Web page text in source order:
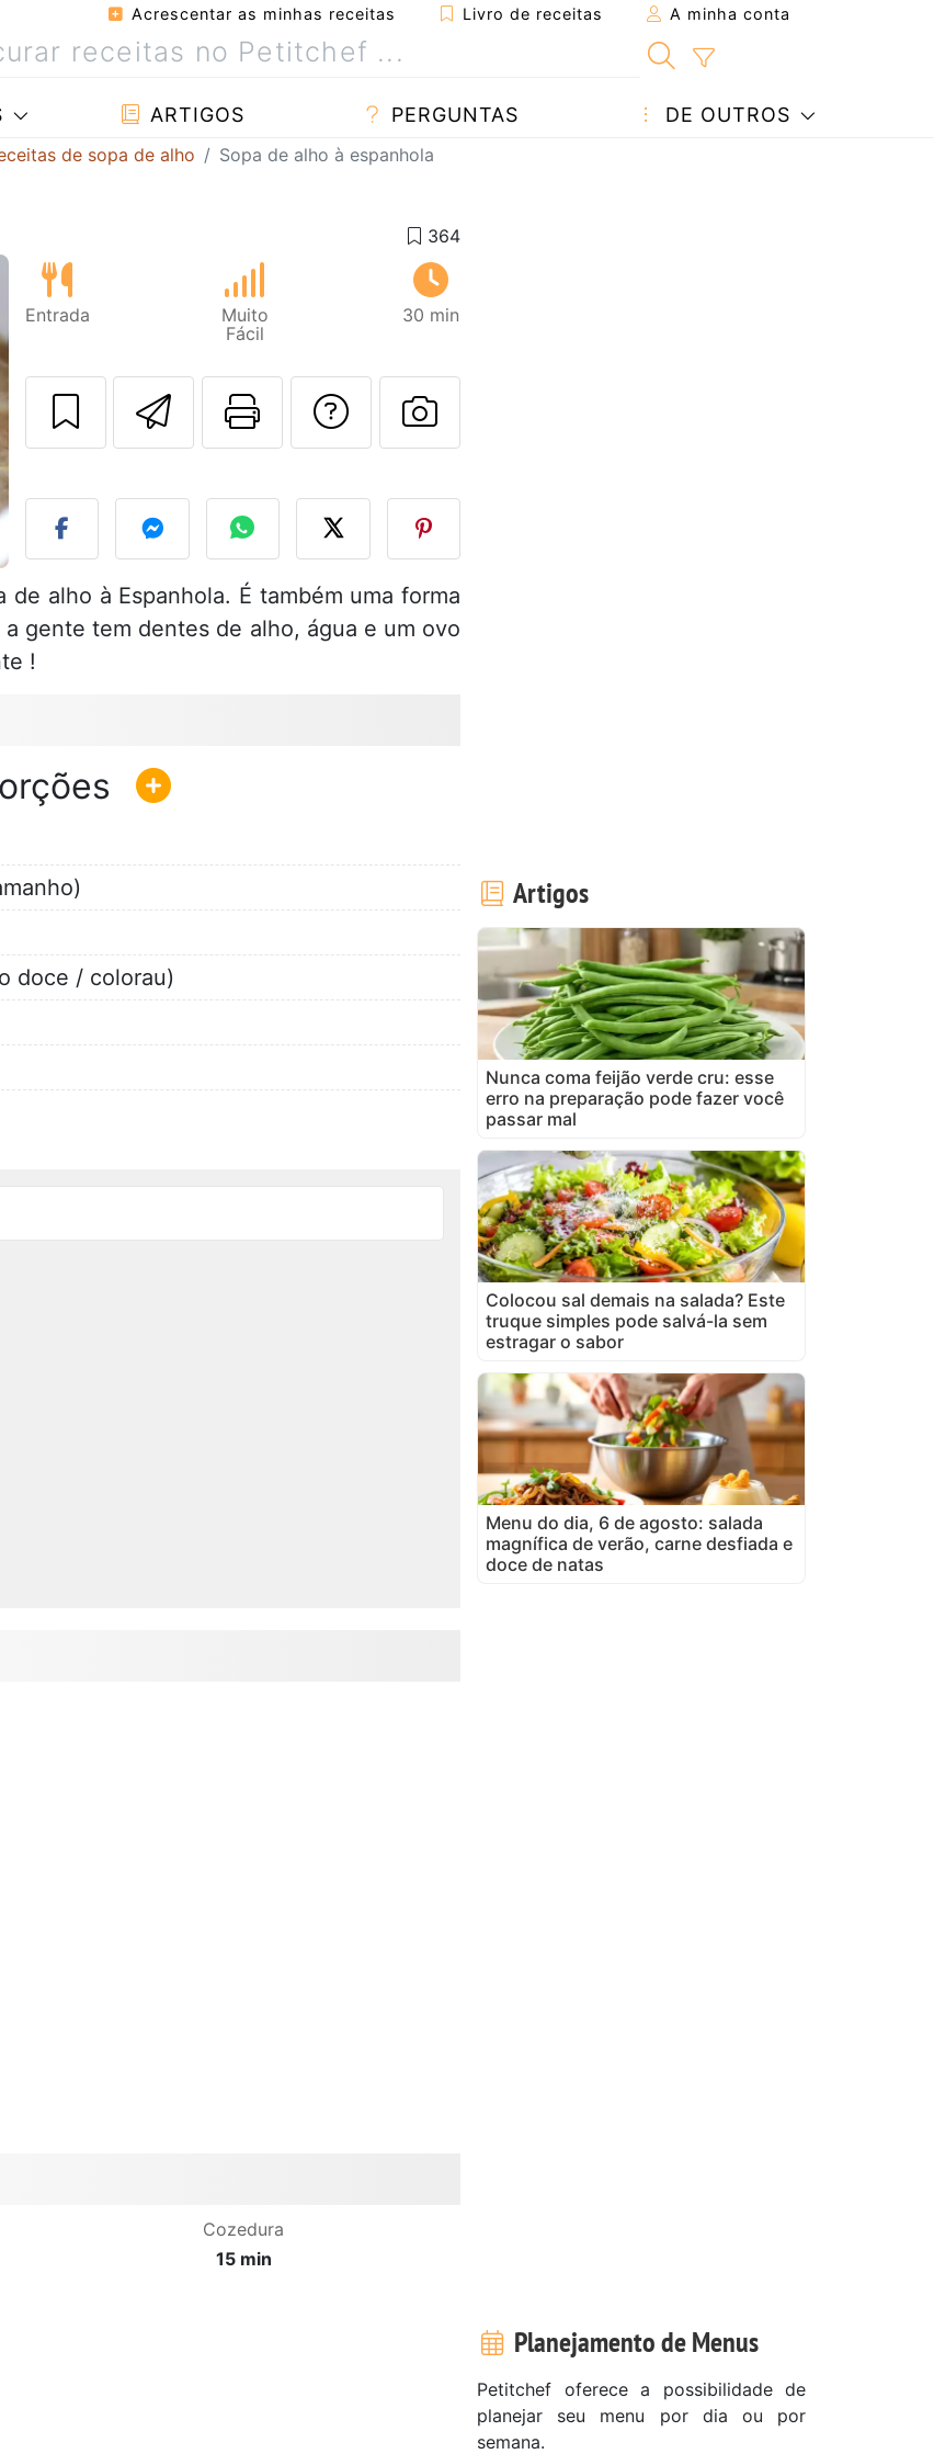
Acrescentar as minhas receitas Livro de receitas A minha conta
ARTIGOS PERGUNTAS DE OUTROS
de sopa de alho Sopa de alho à espanhola
Entrada
Muito
Fácil
30 min
Enviar esta receita a um amigo
Imprima esta página
Falar com o autor da receita
Fez esta receita? Compartilhe
alho à Espanhola. É também uma forma
gente tem dentes de alho, água e um ovo
!
doce / colorau)
Cozedura
15 min
Artigos
Nunca coma feijão verde cru: esse
erro na preparação pode fazer você
passar mal
Colocou sal demais na salada? Este
truque simples pode salvá-la sem
estragar o sabor
Menu do dia, 6 de agosto: salada
magnífica de verão, carne desfiada e
doce de natas
Planejamento de Menus
Petitchef oferece a possibilidade de
planejar seu menu por dia ou por
semana.